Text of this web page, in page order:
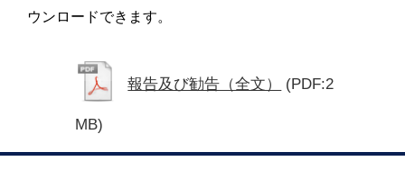
ウンロードできます。
報告及び勧告（全文） (PDF:2
MB)